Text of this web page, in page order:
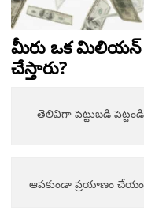
మీరు ఒక మిలియన్
చేస్తారు?
తెలివిగా పెట్టుబడి పెట్టండి
ఆపకుండా ప్రయాణం